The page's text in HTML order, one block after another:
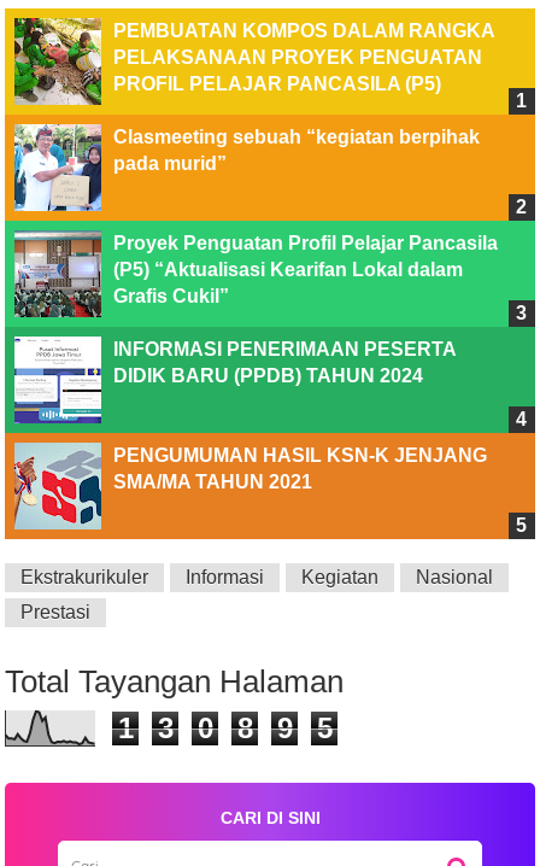
PEMBUATAN KOMPOS DALAM RANGKA
PELAKSANAAN PROYEK PENGUATAN
PROFIL PELAJAR PANCASILA (P5)
Clasmeeting sebuah “kegiatan berpihak
pada murid”
Proyek Penguatan Profil Pelajar Pancasila
(P5) “Aktualisasi Kearifan Lokal dalam
Grafis Cukil”
INFORMASI PENERIMAAN PESERTA
DIDIK BARU (PPDB) TAHUN 2024
PENGUMUMAN HASIL KSN-K JENJANG
SMA/MA TAHUN 2021
Ekstrakurikuler Informasi Kegiatan
Nasional
Prestasi
Total Tayangan Halaman
1 3 0 8 9 5
CARI DI SINI